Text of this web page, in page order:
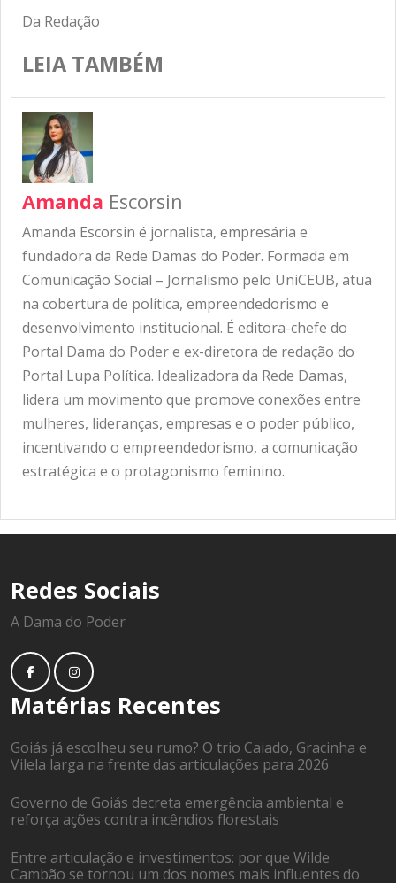
Da Redação
LEIA TAMBÉM
Amanda Escorsin
Amanda Escorsin é jornalista, empresária e
fundadora da Rede Damas do Poder. Formada em
Comunicação Social – Jornalismo pelo UniCEUB, atua
na cobertura de política, empreendedorismo e
desenvolvimento institucional. É editora-chefe do
Portal Dama do Poder e ex-diretora de redação do
Portal Lupa Política. Idealizadora da Rede Damas,
lidera um movimento que promove conexões entre
mulheres, lideranças, empresas e o poder público,
incentivando o empreendedorismo, a comunicação
estratégica e o protagonismo feminino.
Redes Sociais
A Dama do Poder
Matérias Recentes
Goiás já escolheu seu rumo? O trio Caiado, Gracinha e
Vilela larga na frente das articulações para 2026
Governo de Goiás decreta emergência ambiental e
reforça ações contra incêndios florestais
Entre articulação e investimentos: por que Wilde
Cambão se tornou um dos nomes mais influentes do